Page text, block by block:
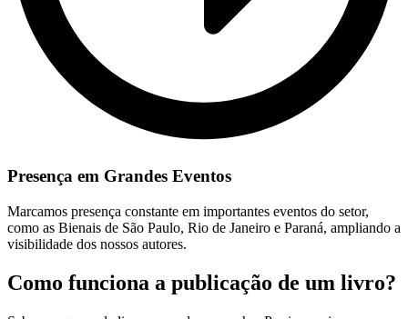
Presença em Grandes Eventos
Marcamos presença constante em importantes eventos do setor,
como as Bienais de São Paulo, Rio de Janeiro e Paraná, ampliando a
visibilidade dos nossos autores.
Como funciona a publicação de um livro?